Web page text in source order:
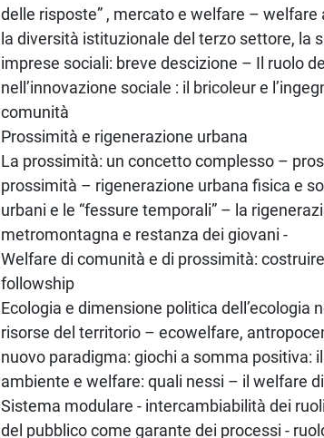
delle risposte” , mercato e welfare –
la diversità istituzionale del terzo settore, la
imprese sociali: breve descizione – Il ruolo
nell’innovazione sociale : il bricoleur e
comunità
Prossimità e rigenerazione urbana
La prossimità: un concetto complesso –
prossimità – rigenerazione urbana fisica e
urbani e le “fessure temporali” – la
metromontagna e restanza dei giovani -
Welfare di comunità e di prossimità:
followship
Ecologia e dimensione politica dell’ecologia
risorse del territorio – ecowelfare,
nuovo paradigma: giochi a somma positiva:
ambiente e welfare: quali nessi – il welfare
Sistema modulare - intercambiabilità dei
del pubblico come garante dei processi -